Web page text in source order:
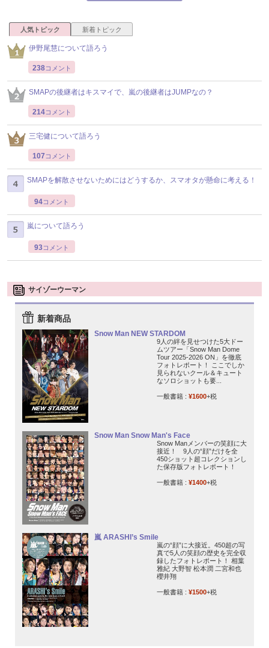
人気トピック 新着トピック
伊野尾慧について語ろう
238コメント
SMAPの後継者はキスマイで、嵐の後継者はJUMPなの？
214コメント
三宅健について語ろう
107 コメント
SMAPを解散させないためにはどうするか、スマオタが懸命に考える！
94コメント
嵐について語ろう
93コメント
サイゾーウーマン
新着商品
Snow Man NEW STARDOM
9人の絆を見せつけた5大ドー
ムツアー「Snow Man Dome
Tour 2025-2026 ON」を徹底
フォトレポート！ ここでしか
見られないクール＆キュート
なソロショットも要...
一般書籍 : ¥1600+税
Snow Man Snow Man's Face
Snow Manメンバーの笑顔に大
接近！ 9人の“顔”だけを全
450ショット超コレクションし
た保存版フォトレポート！
一般書籍 : ¥1400+税
嵐 ARASHI’s Smile
嵐の“顔”に大接近。450超の写
真で5人の笑顔の歴史を完全収
録したフォトレポート！ 相葉
雅紀 大野智 松本潤 二宮和也
櫻井翔
一般書籍 : ¥1500+税